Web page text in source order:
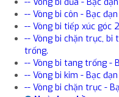
-- Vòng bi côn - Bạc
-- Vòng bi tiếp xúc góc
-- Vòng bi chặn trục, bi
trống.
-- Vòng bi tang trống -
-- Vòng bi kim - Bạc
-- Vòng bi chặn trục -